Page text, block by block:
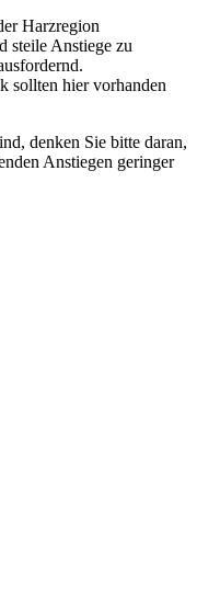
Harzregion
steile Anstiege zu
sollten hier vorhanden
denken Sie bitte daran,
Anstiegen geringer